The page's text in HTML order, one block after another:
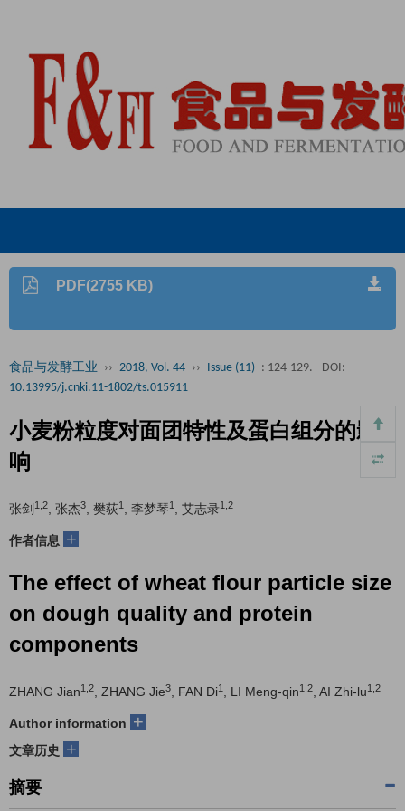
PDF(2755 KB)
食品与发酵工业 ›› 2018, Vol. 44 ›› Issue (11) : 124-129.
DOI:
10.13995/j.cnki.11-1802/ts.015911
小麦粉粒度对面团特性及蛋白组分的影
响
张剑 1,2 , 张杰3 , 樊荻1 , 李梦琴1 , 艾志录1,2
作者信息 +
The effect of wheat flour particle size
on dough quality and protein
components
ZHANG Jian1,2 , ZHANG Jie3 , FAN Di1 , LI Meng-qin1,2 , AI Zhi-lu1,2
Author information +
文章历史 +
摘要